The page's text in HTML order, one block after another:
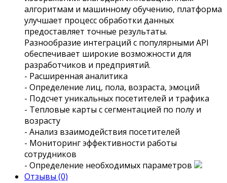
алгоритмам и машинному обучению, платформа
улучшает процесс обработки данных
предоставляет точные результаты.
Разнообразие интеграций с популярными API
обеспечивает широкие возможности для
разработчиков и предприятий.
- Расширенная аналитика
- Определение лиц, пола, возраста, эмоций
- Подсчет уникальных посетителей и трафика
- Тепловые карты с сегментацией по полу и
возрасту
- Анализ взаимодействия посетителей
- Мониторинг эффективности работы
сотрудников
- Определение необходимых параметров
Отзывы (0)